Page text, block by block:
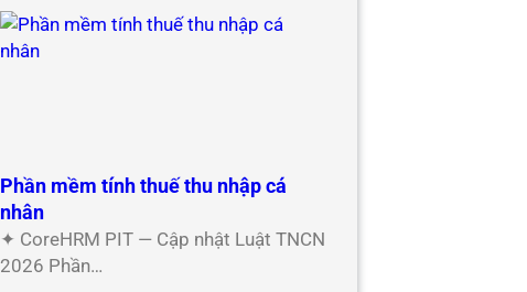
Phần mềm tính thuế thu nhập cá
nhân
✦ CoreHRM PIT — Cập nhật Luật TNCN
2026 Phần…